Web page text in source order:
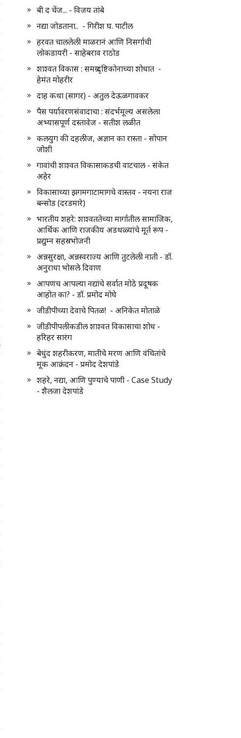
बी द चेंज... - विजय तांबे
नद्या जोडताना.. - गिरीश घ. पाटील
हरवत चाललेली माळरानं आणि निसर्गाची
लोकडायरी - साहेबराव राठोड
शाश्वत विकास : समग्र दृष्टिकोनाच्या शोधात -
हेमंत मोहरीर
दाह कथा (सागर) - अतुल देऊळगावकर
पैस पर्यावरणसंवादाचा : संदर्भमूल्य असलेला
अभ्यासपूर्ण दस्तावेज - सतीश लळीत
कलयुग की दहलीज, अज्ञान का रास्ता - सोपान
जोशी
गावांची शाश्वत विकासाकडची वाटचाल - संकेत
अहेर
विकासाच्या झगमगाटामागचे वास्तव - नयना राज
बन्सोड (दरडमारे)
भारतीय शहरे: शाश्वततेच्या मार्गातील सामाजिक,
आर्थिक आणि राजकीय अडथळ्यांचे मूर्त रूप -
प्रद्युम्न सहस्रभोजनी
अन्नसुरक्षा, अन्नस्वराज्य आणि तुटलेली नाती - डॉ.
अनुराधा भोसले दिवाण
आपणच आपल्या नद्यांचे सर्वात मोठे प्रदूषक
आहोत का? - डॉ. प्रमोद मोघे
जीडीपीच्या देवाचे पितळ! - अनिकेत मोताळे
जीडीपीपलीकडील शाश्वत विकासाचा शोध -
हरिहर सारंग
बेधुंद शहरीकरण, मातीचे मरण आणि वंचितांचे
मूक आक्रंदन - प्रमोद देशपांडे
शहरे, नद्या, आणि पुण्याचे पाणी - Case Study
- शैलजा देशपांडे